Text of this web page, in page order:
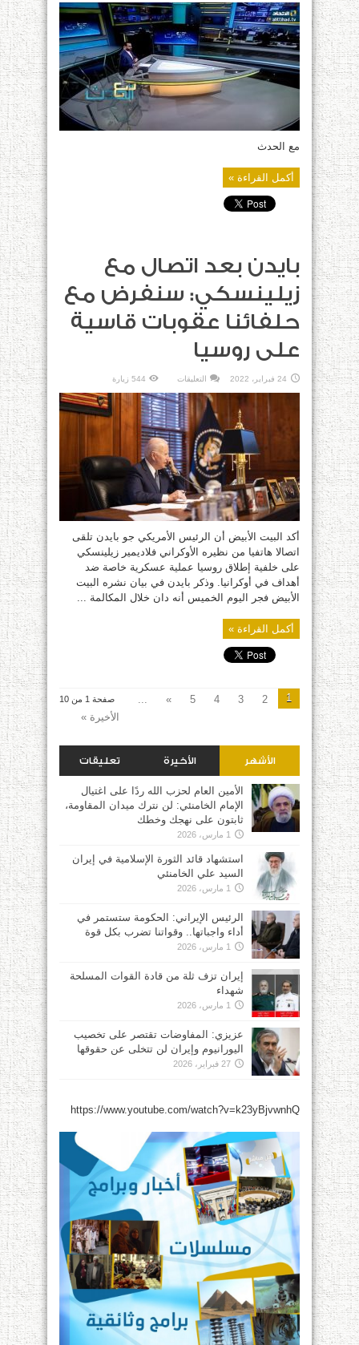
مع
الحدث
|
حلقة
يوم
الأربعاء
13
نيسان
2022
مغلقة
مع الحدث
أكمل القراءة »
بايدن بعد اتصال مع
زيلينسكي: سنفرض مع
حلفائنا عقوبات قاسية
على روسيا
24 فبراير، 2022 التعليقات
بعد
اتصال
مع
زيلينسكي:
سنفرض
مع
حلفائنا
عقوبات
قاسية
على
روسيا
مغلقة
544 زيارة
أكد البيت الأبيض أن الرئيس الأمريكي جو بايدن تلقى
اتصالا هاتفيا من نظيره الأوكراني فلاديمير زيلينسكي
على خلفية إطلاق روسيا عملية عسكرية خاصة ضد
أهداف في أوكرانيا. وذكر بايدن في بيان نشره البيت
الأبيض فجر اليوم الخميس أنه دان خلال المكالمة ...
أكمل القراءة »
صفحة 1 من 10 1
2
3
4
5
»
...
الأخيرة »
الأشهر الأخيرة تعليقات
الأمين العام لحزب الله ردًا على اغتيال
الإمام الخامنئي: لن نترك ميدان المقاومة،
ثابتون على نهجك وخطك
1 مارس، 2026
استشهاد قائد الثورة الإسلامية في إيران
السيد علي الخامنئي
1 مارس، 2026
الرئيس الإيراني: الحكومة ستستمر في
أداء واجباتها.. وقواتنا تضرب بكل قوة
1 مارس، 2026
إيران تزف ثلة من قادة القوات المسلحة
شهداء
1 مارس، 2026
عزيزي: المفاوضات تقتصر على تخصيب
اليورانيوم وإيران لن تتخلى عن حقوقها
27 فبراير، 2026
https://www.youtube.com/watch?v=k23yBjvwnhQ